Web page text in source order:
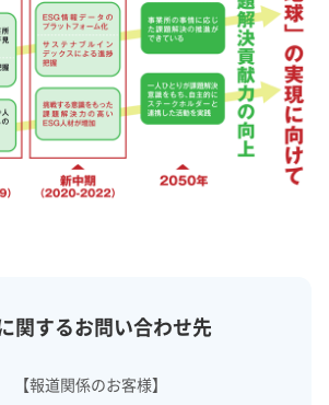
関するお問い合わせ先
【報道関係のお客様】